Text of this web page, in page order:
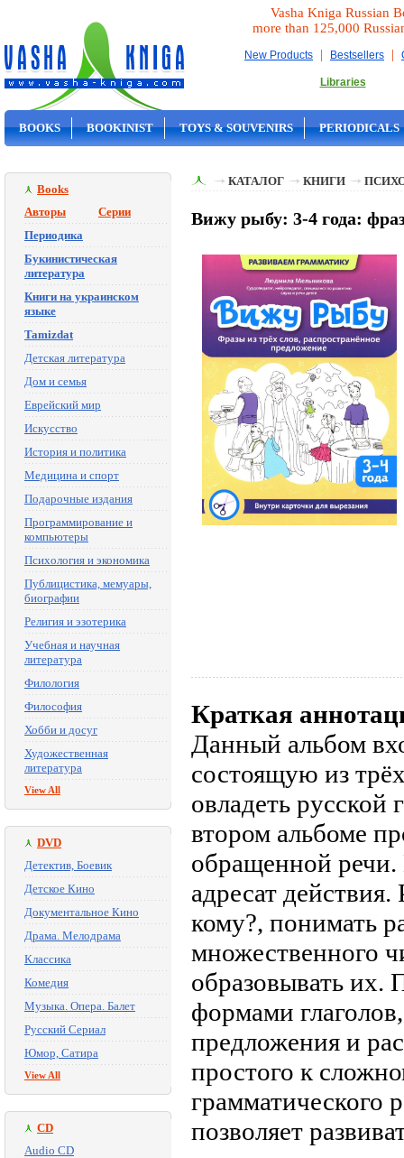
Vasha Kniga Russian
more than 125,000
New Products | Bestsellers |
Libraries
BOOKS BOOKINIST TOYS & SOUVENIRS PERIODICALS
Books
Авторы
Серии
Периодика
Букинистическая
литература
Книги на украинском
языке
Tamizdat
Детская литература
Дом и семья
Еврейский мир
Искусство
История и политика
Медицина и спорт
Подарочные издания
Программирование и
компьютеры
Психология и экономика
Публицистика, мемуары,
биографии
Религия и эзотерика
Учебная и научная
литература
Филология
Философия
Хобби и досуг
Художественная
литература
View All
DVD
Детектив, Боевик
Детское Кино
Документальное Кино
Драма. Мелодрама
Классика
Комедия
Музыка. Опера. Балет
Русский Сериал
Юмор, Сатира
View All
CD
Audio CD
КАТАЛОГ КНИГИ
Вижу рыбу: 3-4 года:
Краткая
Данный альбом
состоящую из
овладеть русской
втором альбоме
обращенной
адресат
кому?, понимать
множественного
образовывать их.
формами
предложения и
простого к
грамматического
позволяет